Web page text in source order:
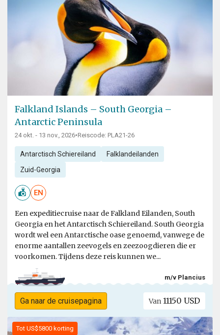
Falkland Islands – South Georgia –
Antarctic Peninsula
24 okt. - 13 nov., 2026•Reiscode: PLA21-26
Antarctisch Schiereiland Falklandeilanden
Zuid-Georgia
EN
Een expeditiecruise naar de Falkland Eilanden, South
Georgia en het Antarctisch Schiereiland. South Georgia
wordt wel een Antarctische oase genoemd, vanwege de
enorme aantallen zeevogels en zeezoogdieren die er
voorkomen. Tijdens deze reis kunnen we...
m/v Plancius
Ga naar de cruisepagina Van 11150 USD
Tot US$5800 korting